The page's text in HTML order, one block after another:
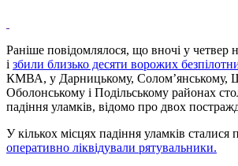
Раніше повідомлялося, що вночі у четвер
і збили близько десяти ворожих
КМВА, у Дарницькому, Соломʼянському,
Оболонському і Подільському районах
падіння уламків, відомо про двох
У кількох місцях падіння уламків сталися
оперативно ліквідували рятувальники.